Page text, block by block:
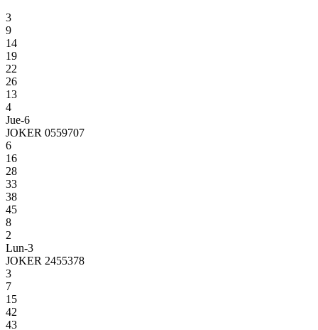
3
9
14
19
22
26
13
4
Jue-6
JOKER 0559707
6
16
28
33
38
45
8
2
Lun-3
JOKER 2455378
3
7
15
42
43